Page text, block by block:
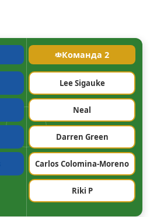
Команда 2
Lee Sigauke
Neal
Darren Green
Carlos Colomina-Moreno
Riki P